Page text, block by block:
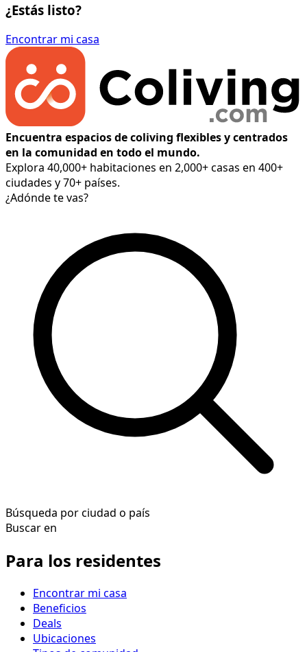
¿Estás listo?
Encontrar mi casa
Encuentra espacios de coliving flexibles y centrados
en la comunidad en todo el mundo.
Explora 40,000+ habitaciones en 2,000+ casas en 400+
ciudades y 70+ países.
¿Adónde te vas?
Búsqueda por ciudad o país
Buscar en
Para los residentes
Encontrar mi casa
Beneficios
Deals
Ubicaciones